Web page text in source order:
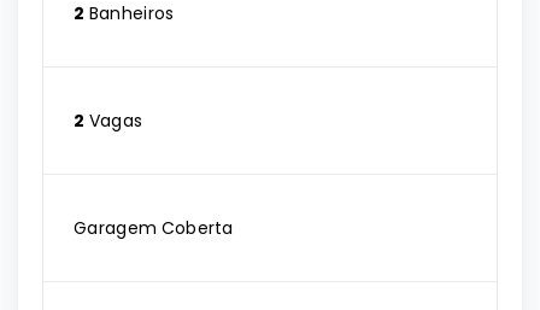
2 Banheiros
2 Vagas
Garagem Coberta